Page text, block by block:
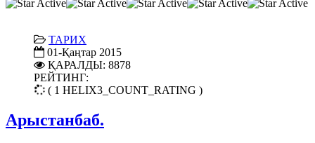
ТАРИХ
01-Қаңтар 2015
ҚАРАЛДЫ: 8878
РЕЙТИНГ:
( 1 HELIX3_COUNT_RATING )
Арыстанбаб.